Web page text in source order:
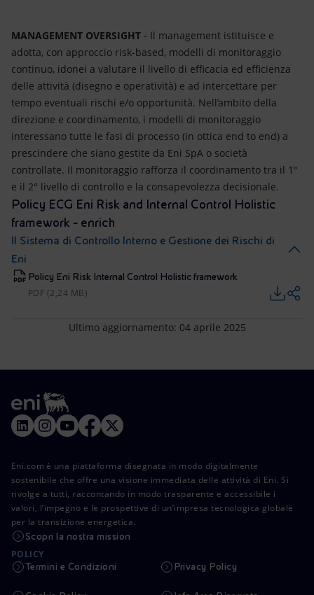
MANAGEMENT OVERSIGHT - Il management istituisce e
adotta, con approccio risk-based, modelli di monitoraggio
continuo, idonei a valutare il livello di efficacia ed efficienza
delle attività (disegno e operatività) e ad intercettare per
tempo eventuali rischi e/o opportunità. Nell’ambito della
direzione e coordinamento, i modelli di monitoraggio
interessano tutte le fasi di processo (in ottica end to end) a
prescindere che siano gestite da Eni SpA o società
controllate. Il monitoraggio rafforza il coordinamento tra il 1°
e il 2° livello di controllo e la consapevolezza decisionale.
Policy ECG Eni Risk and Internal Control Holistic
framework - enrich
Il Sistema di Controllo Interno e Gestione dei Rischi di
Eni
Policy Eni Risk Internal Control Holistic framework
PDF (2,24 MB)
Ultimo aggiornamento: 04 aprile 2025
Eni.com è una piattaforma disegnata in modo digitalmente
sostenibile che offre una visione immediata delle attività di Eni. Si
rivolge a tutti, raccontando in modo trasparente e accessibile i
valori, l’impegno e le prospettive di un’impresa tecnologica globale
per la transizione energetica.
Scopri la nostra mission
POLICY
Termini e Condizioni Privacy Policy